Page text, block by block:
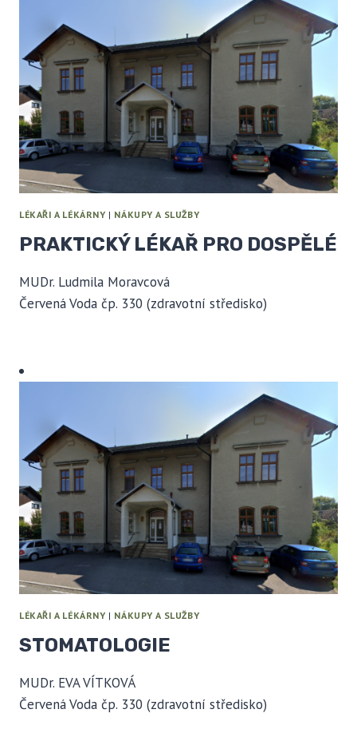
LÉKAŘI A LÉKÁRNY | NÁKUPY A SLUŽBY
PRAKTICKÝ LÉKAŘ PRO DOSPĚLÉ
MUDr. Ludmila Moravcová
Červená Voda čp. 330 (zdravotní středisko)
LÉKAŘI A LÉKÁRNY | NÁKUPY A SLUŽBY
STOMATOLOGIE
MUDr. EVA VÍTKOVÁ
Červená Voda čp. 330 (zdravotní středisko)